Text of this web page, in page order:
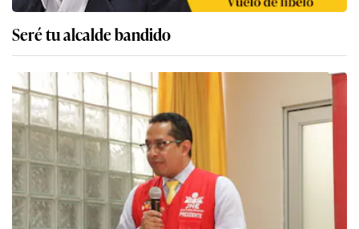
Seré tu alcalde bandido